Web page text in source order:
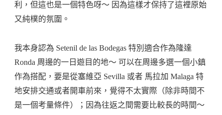
利，但這也是一個特色呀～ 因為這樣才保持了這裡原始
又純樸的氛圍。
我本身認為 Setenil de las Bodegas 特別適合作為隆達
Ronda 周邊的一日遊目的地～ 可以在周邊多選一個小鎮
作為搭配，要是從塞維亞 Sevilla 或者 馬拉加 Malaga 特
地安排交通或者開車前來，覺得不太實際（除非時間不
是一個考量條件）；因為往返之間需要比較長的時間～